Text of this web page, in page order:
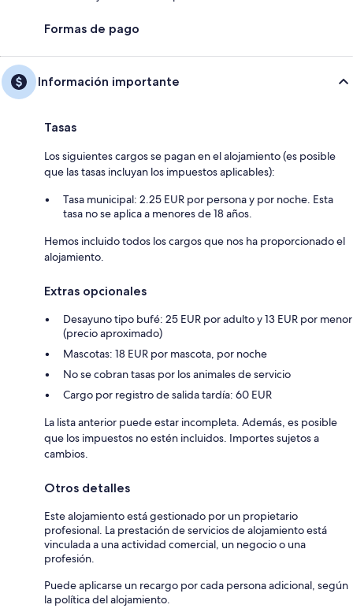
Formas de pago
Información importante
Tasas
Los siguientes cargos se pagan en el alojamiento (es posible
que las tasas incluyan los impuestos aplicables):
Tasa municipal: 2.25 EUR por persona y por noche. Esta
tasa no se aplica a menores de 18 años.
Hemos incluido todos los cargos que nos ha proporcionado el
alojamiento.
Extras opcionales
Desayuno tipo bufé: 25 EUR por adulto y 13 EUR por menor
(precio aproximado)
Mascotas: 18 EUR por mascota, por noche
No se cobran tasas por los animales de servicio
Cargo por registro de salida tardía: 60 EUR
La lista anterior puede estar incompleta. Además, es posible
que los impuestos no estén incluidos. Importes sujetos a
cambios.
Otros detalles
Este alojamiento está gestionado por un propietario
profesional. La prestación de servicios de alojamiento está
vinculada a una actividad comercial, un negocio o una
profesión.
Puede aplicarse un recargo por cada persona adicional, según
la política del alojamiento.